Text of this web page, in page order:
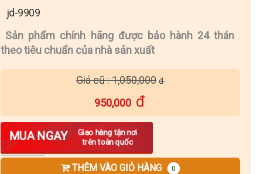
jd-9909
Sản phẩm chính hãng được bảo hành 24 tháng
theo tiêu chuẩn của nhà sản xuất
Giá cũ : 1,050,000
950,000
MUA NGAY
Giao hàng tận nơi
trên toàn quốc
Số lượng
THÊM VÀO GIỎ HÀNG
0